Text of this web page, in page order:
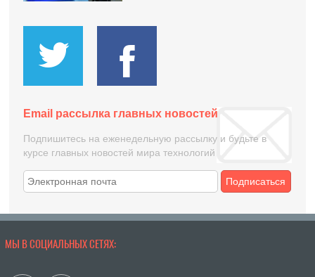
Email рассылка главных новостей
Подпишитесь на еженедельную рассылку и будьте в
курсе главных новостей мира технологий
Подписаться
МЫ В СОЦИАЛЬНЫХ СЕТЯХ: